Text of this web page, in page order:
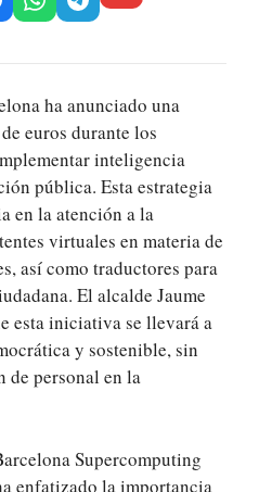
ha anunciado una
euros durante los
inteligencia
pública. Esta estrategia
en la atención a la
virtuales en materia de
así como traductores para
El alcalde Jaume
esta iniciativa se llevará a
y sostenible, sin
de personal en la
Supercomputing
enfatizado la importancia